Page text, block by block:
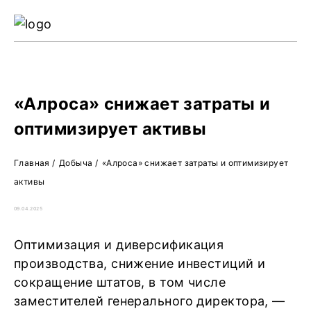
«Алроса» снижает затраты и
оптимизирует активы
Главная / Добыча / «Алроса» снижает затраты и оптимизирует
активы
09.04.2025
Оптимизация и диверсификация
производства, снижение инвестиций и
сокращение штатов, в том числе
заместителей генерального директора, —